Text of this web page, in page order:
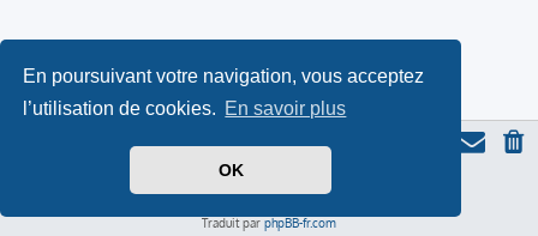
En poursuivant votre navigation, vous acceptez
l’utilisation de cookies. En savoir plus
OK
Thème du forum serieallbasé sur ProLight Style par
Icone du panda parTriton, modifié par Serieall.
Traduit par phpBB-fr.com